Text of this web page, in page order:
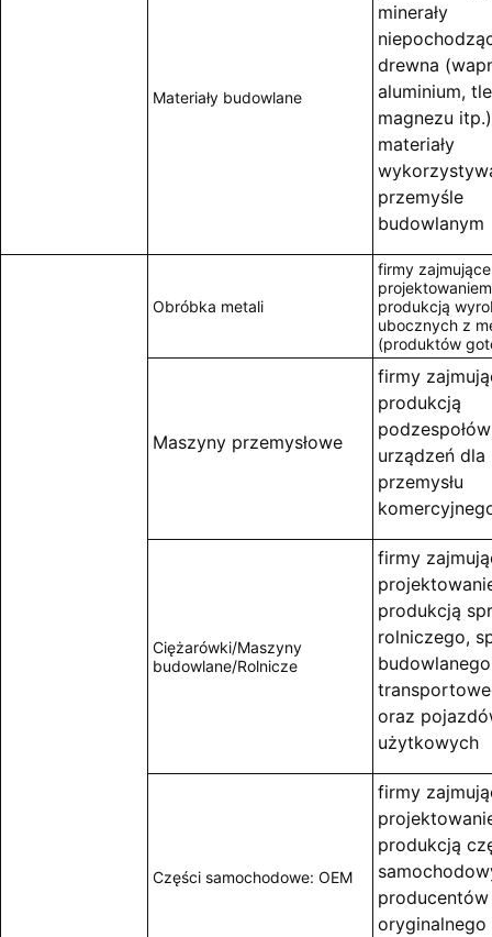
Materiały budowlane
minerały
drewna
aluminium,
magnezu
materiały
przemyśle
budowlanym
Obróbka metali
firmy
produkcją
ubocznych z
(produktów
Maszyny przemysłowe
firmy
produkcją
urządzeń dla
przemysłu
Ciężarówki/Maszyny
budowlane/Rolnicze
firmy
produkcją
rolniczego,
oraz
użytkowych
Części samochodowe: OEM
firmy
produkcją
producentów
oryginalnego